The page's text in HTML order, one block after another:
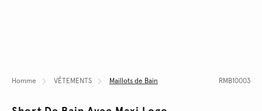
Homme VÊTEMENTS Maillots de Bain RMB10003